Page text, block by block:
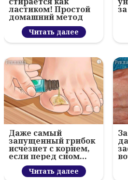
ластиком! Простой
домашний метод
Читать далее
i
Даже самый
запущенный грибок
исчезнет с корнем,
если перед сном…
Читать далее